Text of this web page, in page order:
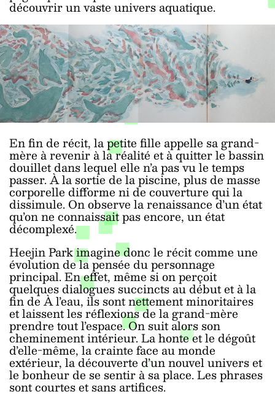
découvrir un vaste univers aquatique.
En fin de récit, la petite fille appelle sa grand-
mère à revenir à la réalité et à quitter le bassin
douillet dans lequel elle n’a pas vu le temps
passer. À la sortie de la piscine, plus de masse
corporelle difforme ni de couverture qui la
dissimule. On observe la renaissance d’un état
qu’on ne connaissait pas encore, un état
décomplexé.
Heejin Park imagine donc le récit comme une
évolution de la pensée du personnage
principal. En effet, même si on perçoit
quelques dialogues succincts au début et à la
fin de À l’eau, ils sont nettement minoritaires
et laissent les réflexions de la grand-mère
prendre tout l’espace. On suit alors son
cheminement intérieur. La honte et le dégoût
d’elle-même, la crainte face au monde
extérieur, la découverte d’un nouvel univers et
le bonheur de se sentir à sa place. Les phrases
sont courtes et sans artifices.